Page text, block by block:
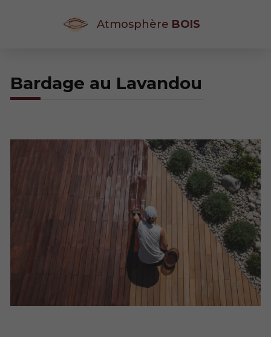
Atmosphère BOIS
Bardage au Lavandou